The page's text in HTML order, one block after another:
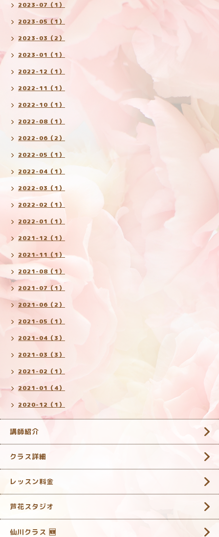
2023-07（1）
2023-05（1）
2023-03（2）
2023-01（1）
2022-12（1）
2022-11（1）
2022-10（1）
2022-08（1）
2022-06（2）
2022-05（1）
2022-04（1）
2022-03（1）
2022-02（1）
2022-01（1）
2021-12（1）
2021-11（1）
2021-08（1）
2021-07（1）
2021-06（2）
2021-05（1）
2021-04（3）
2021-03（3）
2021-02（1）
2021-01（4）
2020-12（1）
講師紹介
クラス詳細
レッスン料金
芦花スタジオ
仙川クラス 🆕